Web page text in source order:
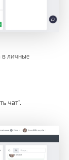
в личные
чат".